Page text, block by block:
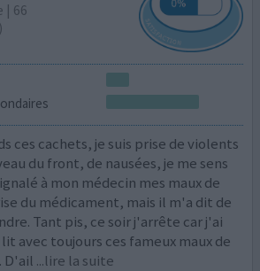
| 66
ces cachets, je suis prise de violents
du front, de nausées, je me sens
à mon médecin mes maux de
du médicament, mais il m'a dit de
Tant pis, ce soir j'arrête car j'ai
avec toujours ces fameux maux de
D'ail ...lire la suite